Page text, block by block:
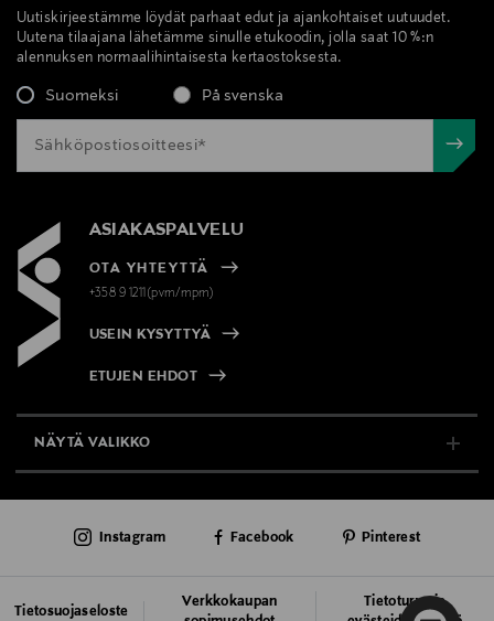
Uutiskirjeestämme löydät parhaat edut ja ajankohtaiset uutuudet.
Uutena tilaajana lähetämme sinulle etukoodin, jolla saat 10 %:n
alennuksen normaalihintaisesta kertaostoksesta.
Suomeksi På svenska
ASIAKASPALVELU
OTA YHTEYTTÄ
+358 9 1211(pvm/mpm)
USEIN KYSYTTYÄ
ETUJEN EHDOT
NÄYTÄ VALIKKO
AJANKOHTAISTA
Tietosuojaseloste
Verkkokaupan
Tietoturva ja
Instagram Facebook Pinterest